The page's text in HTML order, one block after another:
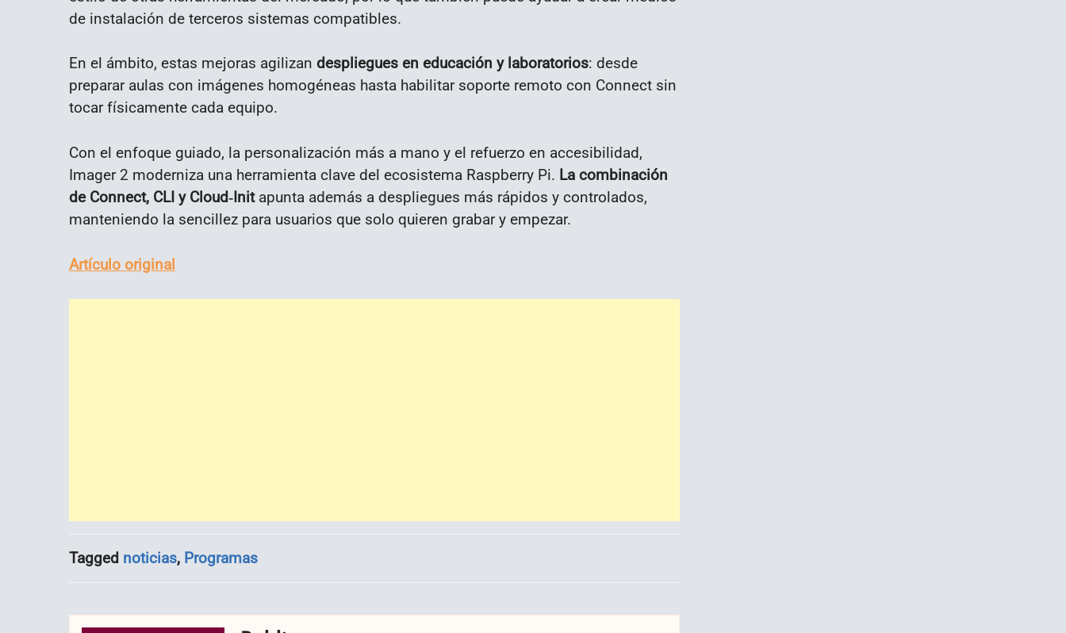
de instalación de terceros sistemas compatibles.
En el ámbito, estas mejoras agilizan despliegues en educación y laboratorios: desde
preparar aulas con imágenes homogéneas hasta habilitar soporte remoto con Connect sin
tocar físicamente cada equipo.
Con el enfoque guiado, la personalización más a mano y el refuerzo en accesibilidad,
Imager 2 moderniza una herramienta clave del ecosistema Raspberry Pi. La combinación
de Connect, CLI y Cloud‑Initapunta además a despliegues más rápidos y controlados,
manteniendo la sencillez para usuarios que solo quieren grabar y empezar.
Artículo original
Tagged noticias, Programas